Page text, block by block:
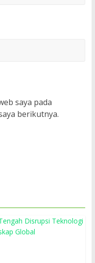
saya pada
berikutnya.